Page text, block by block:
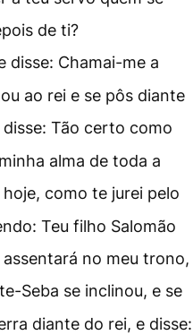
de ti?
disse: Chamai-me a
ao rei e se pôs diante
Tão certo como
alma de toda a
como te jurei pelo
Teu filho Salomão
no meu trono,
Seba se inclinou, e se
diante do rei, e disse: